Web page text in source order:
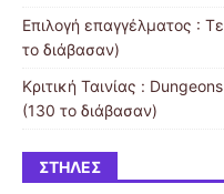
Επιλογή επαγγέλματος :
το διάβασαν)
Κριτική Ταινίας :
(130 το διάβασαν)
ΣΤΉΛΕΣ